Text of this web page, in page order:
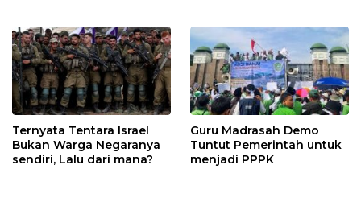
Ternyata Tentara Israel
Bukan Warga Negaranya
sendiri, Lalu dari mana?
Guru Madrasah Demo
Tuntut Pemerintah untuk
menjadi PPPK